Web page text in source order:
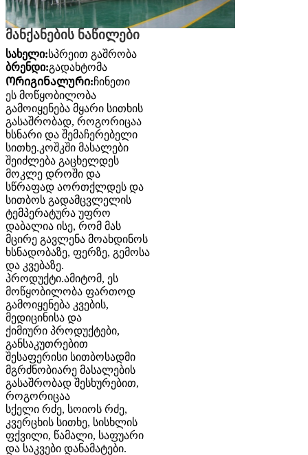
მანქანების ნაწილები
სახელი:სპრეით გაშრობა
ბრენდი:გადახტომა
Ორიგინალური:ჩინეთი
ეს მოწყობილობა
გამოიყენება მყარი სითხის
გასაშრობად, როგორიცაა
ხსნარი და შემაჩერებელი
სითხე.კოშკში მასალები
შეიძლება გაცხელდეს
მოკლე დროში და
სწრაფად აორთქლდეს და
სითბოს გადამცვლელის
ტემპერატურა უფრო
დაბალია ისე, რომ მას
მცირე გავლენა მოახდინოს
ხსნადობაზე, ფერზე, გემოსა
და კვებაზე.
პროდუქტი.ამიტომ, ეს
მოწყობილობა ფართოდ
გამოიყენება კვების,
მედიცინისა და
ქიმიური პროდუქტები,
განსაკუთრებით
შესაფერისი სითბოსადმი
მგრძნობიარე მასალების
გასაშრობად შესხურებით,
როგორიცაა
სქელი რძე, სოიოს რძე,
კვერცხის სითხე, სისხლის
ფქვილი, წამალი, საფუარი
და საკვები დანამატები.